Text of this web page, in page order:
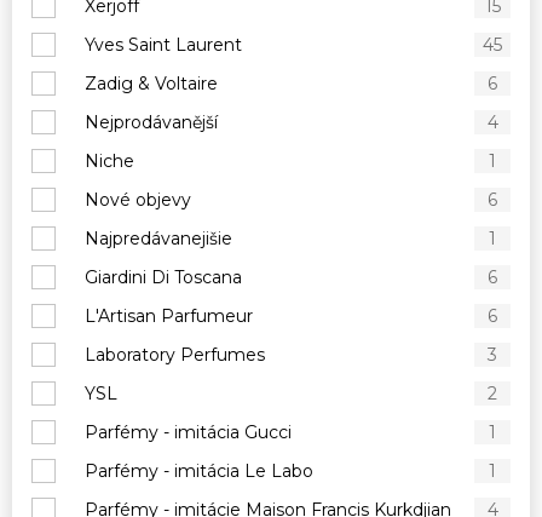
Xerjoff
15
Yves Saint Laurent
45
Zadig & Voltaire
6
Nejprodávanější
4
Niche
1
Nové objevy
6
Najpredávanejišie
1
Giardini Di Toscana
6
L'Artisan Parfumeur
6
Laboratory Perfumes
3
YSL
2
Parfémy - imitácia Gucci
1
Parfémy - imitácia Le Labo
1
Parfémy - imitácie Maison Francis Kurkdjian
4